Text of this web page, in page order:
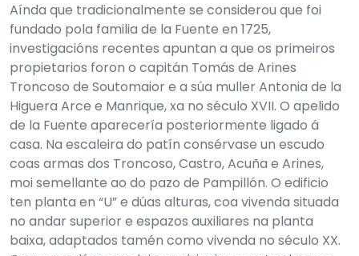
Aínda que tradicionalmente se considerou que foi
fundado pola familia de la Fuente en 1725,
investigacións recentes apuntan a que os primeiros
propietarios foron o capitán Tomás de Arines
Troncoso de Soutomaior e a súa muller Antonia de la
Higuera Arce e Manrique, xa no século XVII. O apelido
de la Fuente aparecería posteriormente ligado á
casa. Na escaleira do patín consérvase un escudo
coas armas dos Troncoso, Castro, Acuña e Arines,
moi semellante ao do pazo de Pampillón. O edificio
ten planta en “U” e dúas alturas, coa vivenda situada
no andar superior e espazos auxiliares na planta
baixa, adaptados tamén como vivenda no século XX.